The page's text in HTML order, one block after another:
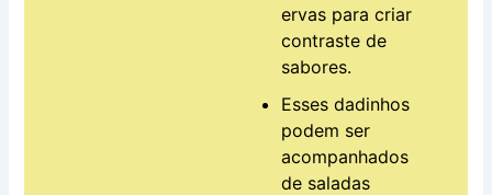
ervas para criar
contraste de
sabores.
Esses dadinhos
podem ser
acompanhados
de saladas